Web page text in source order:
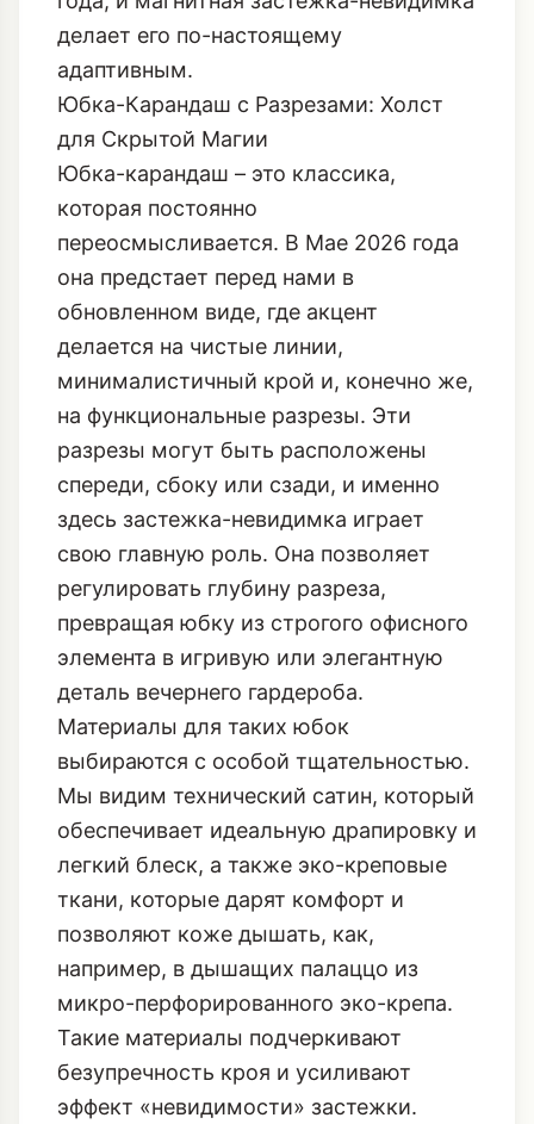
делает его по-настоящему
адаптивным.
Юбка-Карандаш с Разрезами: Холст
для Скрытой Магии
Юбка-карандаш – это классика,
которая постоянно
переосмысливается. В Мае 2026 года
она предстает перед нами в
обновленном виде, где акцент
делается на чистые линии,
минималистичный крой и, конечно же,
на функциональные разрезы. Эти
разрезы могут быть расположены
спереди, сбоку или сзади, и именно
здесь застежка-невидимка играет
свою главную роль. Она позволяет
регулировать глубину разреза,
превращая юбку из строгого офисного
элемента в игривую или элегантную
деталь вечернего гардероба.
Материалы для таких юбок
выбираются с особой тщательностью.
Мы видим технический сатин, который
обеспечивает идеальную драпировку и
легкий блеск, а также эко-креповые
ткани, которые дарят комфорт и
позволяют коже дышать, как,
например, в дышащих палаццо из
микро-перфорированного эко-крепа.
Такие материалы подчеркивают
безупречность кроя и усиливают
эффект «невидимости» застежки.